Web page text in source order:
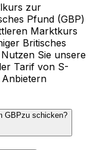
zur
Pfund (GBP)
Marktkurs
Britisches
Sie unsere
Tarif von S-
GBPzu schicken?